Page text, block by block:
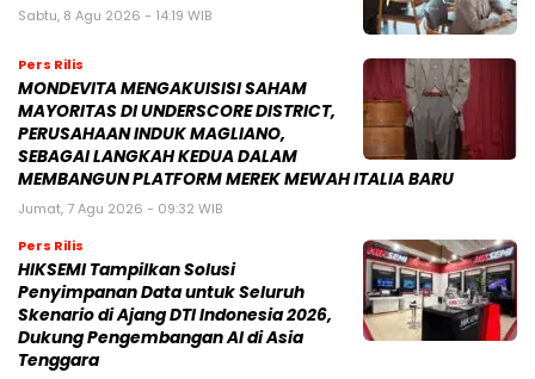
Sabtu, 8 Agu 2026 - 14:19 WIB
Pers Rilis
MONDEVITA MENGAKUISISI SAHAM
MAYORITAS DI UNDERSCORE DISTRICT,
PERUSAHAAN INDUK MAGLIANO,
SEBAGAI LANGKAH KEDUA DALAM
MEMBANGUN PLATFORM MEREK MEWAH ITALIA BARU
Jumat, 7 Agu 2026 - 09:32 WIB
Pers Rilis
HIKSEMI Tampilkan Solusi
Penyimpanan Data untuk Seluruh
Skenario di Ajang DTI Indonesia 2026,
Dukung Pengembangan AI di Asia
Tenggara